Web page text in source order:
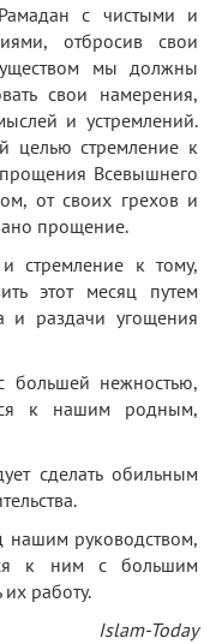
с чистыми и
отбросив свои
мы должны
свои намерения,
и устремлений.
целью стремление к
Всевышнего
от своих грехов и
прощение.
стремление к тому,
этот месяц путем
и раздачи угощения
нежностью,
к нашим родным,
сделать обильным
нашим руководством,
к ним с большим
работу.
Islam-Today